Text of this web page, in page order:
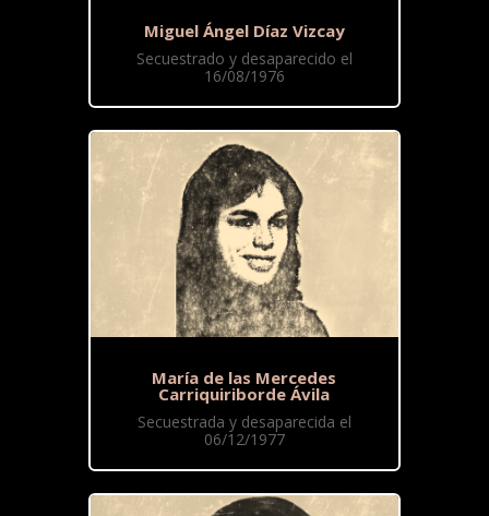
Miguel Ángel Díaz Vizcay
Secuestrado y desaparecido el
16/08/1976
María de las Mercedes
Carriquiriborde Ávila
Secuestrada y desaparecida el
06/12/1977